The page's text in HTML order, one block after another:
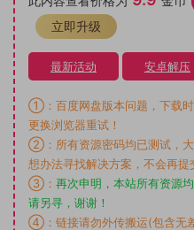
立即升级
最新活动 安卓解压
①：百度网盘版本问题，下载
更换浏览器重试！
②：所有资源密码均已测试，
想办法寻找解决方案，不会再提
③： 再次申明，本站所有资源
请另寻，谢谢！
④：链接请勿外传搬运(包含无